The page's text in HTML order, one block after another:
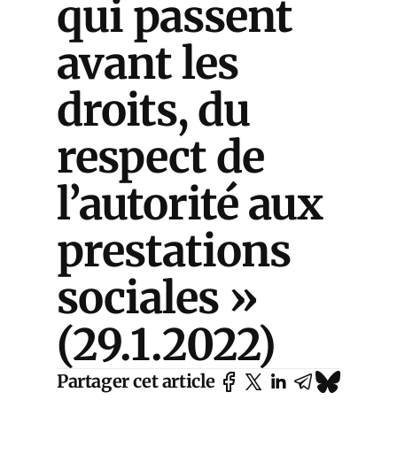
qui passent
avant les
droits, du
respect de
l’autorité aux
prestations
sociales »
(29.1.2022)
Partager cet article